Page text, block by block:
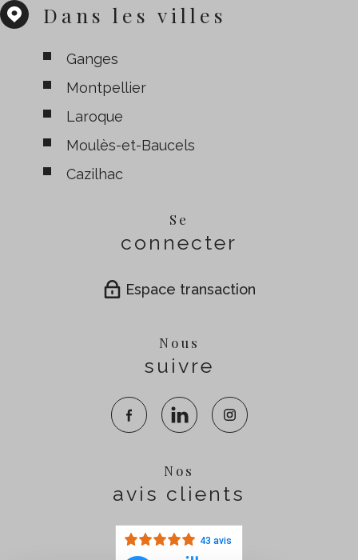
Dans les villes
Ganges
Montpellier
Laroque
Moulès-et-Baucels
Cazilhac
Se
connecter
Espace transaction
Nous
suivre
Nos
avis clients
43 avis